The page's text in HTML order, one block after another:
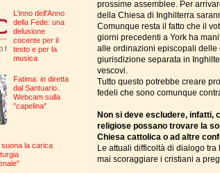
prossime assemblee. Per
della Chiesa di Inghilterra
Comunque resta il fatto che il
giorni precedenti a York ha
alle ordinazioni episcopali delle
giurisdizione separata in
vescovi.
Tutto questo potrebbe creare
fedeli che sono comunque
Non si deve escludere, infatti,
religiose possano trovare la
Chiesa cattolica o ad altre
Le attuali difficoltà di dialogo
mai scoraggiare i cristiani a
L'inno dell'Anno
della Fede: una
delusione
cocente per il
testo e per la
musica
Fatima: in diretta
dal Santuario.
Webcam sulla
"capelina"
suona la carica